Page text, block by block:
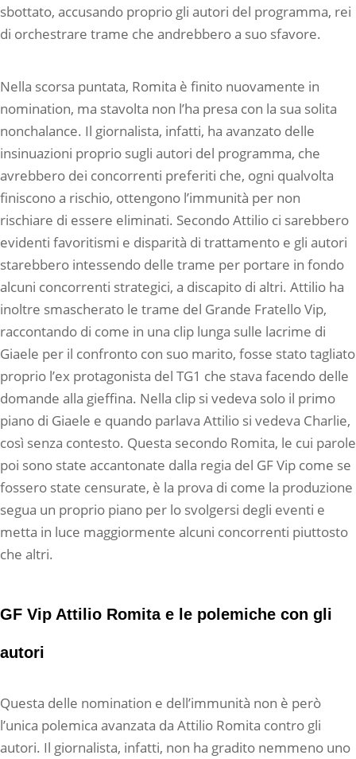
sbottato, accusando proprio gli autori del programma, rei
di orchestrare trame che andrebbero a suo sfavore.
Nella scorsa puntata, Romita è finito nuovamente in
nomination, ma stavolta non l’ha presa con la sua solita
nonchalance. Il giornalista, infatti, ha avanzato delle
insinuazioni proprio sugli autori del programma, che
avrebbero dei concorrenti preferiti che, ogni qualvolta
finiscono a rischio, ottengono l’immunità per non
rischiare di essere eliminati. Secondo Attilio ci sarebbero
evidenti favoritismi e disparità di trattamento e gli autori
starebbero intessendo delle trame per portare in fondo
alcuni concorrenti strategici, a discapito di altri. Attilio ha
inoltre smascherato le trame del Grande Fratello Vip,
raccontando di come in una clip lunga sulle lacrime di
Giaele per il confronto con suo marito, fosse stato tagliato
proprio l’ex protagonista del TG1 che stava facendo delle
domande alla gieffina. Nella clip si vedeva solo il primo
piano di Giaele e quando parlava Attilio si vedeva Charlie,
così senza contesto. Questa secondo Romita, le cui parole
poi sono state accantonate dalla regia del GF Vip come se
fossero state censurate, è la prova di come la produzione
segua un proprio piano per lo svolgersi degli eventi e
metta in luce maggiormente alcuni concorrenti piuttosto
che altri.
GF Vip Attilio Romita e le polemiche con gli
autori
Questa delle nomination e dell’immunità non è però
l’unica polemica avanzata da Attilio Romita contro gli
autori. Il giornalista, infatti, non ha gradito nemmeno uno